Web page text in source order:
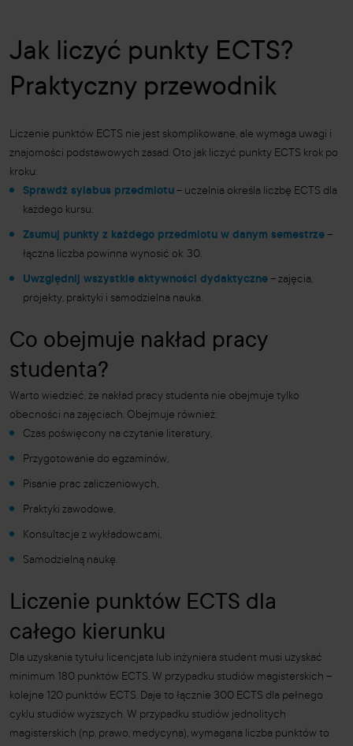
Jak liczyć punkty ECTS?
Praktyczny przewodnik
Liczenie punktów ECTS nie jest skomplikowane, ale wymaga uwagi i
znajomości podstawowych zasad. Oto jak liczyć punkty ECTS krok po
kroku:
Sprawdź sylabus przedmiotu– uczelnia określa liczbę ECTS dla
każdego kursu.
Zsumuj punkty z każdego przedmiotu w danym semestrze–
łączna liczba powinna wynosić ok. 30.
Uwzględnij wszystkie aktywności dydaktyczne– zajęcia,
projekty, praktyki i samodzielna nauka.
Co obejmuje nakład pracy
studenta?
Warto wiedzieć, że nakład pracy studenta nie obejmuje tylko
obecności na zajęciach. Obejmuje również:
Czas poświęcony na czytanie literatury,
Przygotowanie do egzaminów,
Pisanie prac zaliczeniowych,
Praktyki zawodowe,
Konsultacje z wykładowcami,
Samodzielną naukę.
Liczenie punktów ECTS dla
całego kierunku
Dla uzyskania tytułu licencjata lub inżyniera student musi uzyskać
minimum 180 punktów ECTS. W przypadku studiów magisterskich –
kolejne 120 punktów ECTS. Daje to łącznie 300 ECTS dla pełnego
cyklu studiów wyższych. W przypadku studiów jednolitych
magisterskich (np. prawo, medycyna), wymagana liczba punktów to